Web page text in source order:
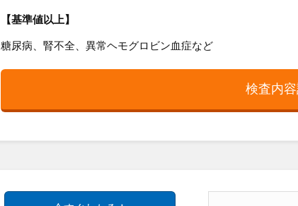
【基準値以上】
糖尿病、腎不全、異常ヘモグロビン血症など
検査内